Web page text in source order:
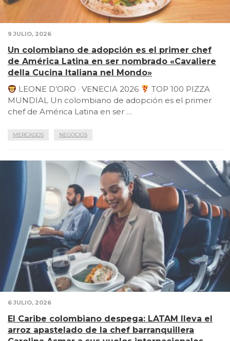
9 JULIO, 2026
Un colombiano de adopción es el primer chef
de América Latina en ser nombrado «Cavaliere
della Cucina Italiana nel Mondo»
LEONE D’ORO · VENECIA 2026
TOP 100 PIZZA
MUNDIAL Un colombiano de adopción es el primer
chef de América Latina en ser …
MERCADOS NEGOCIOS
6 JULIO, 2026
El Caribe colombiano despega: LATAM lleva el
arroz apastelado de la chef barranquillera